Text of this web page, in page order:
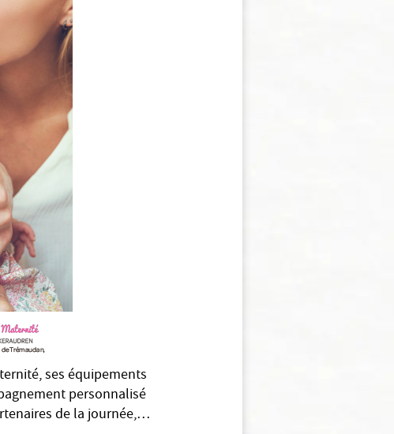
ses équipements
personnalisé
de la journée,…